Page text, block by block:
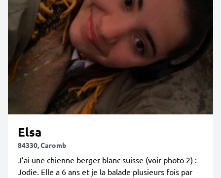
Elsa
84330, Caromb
J’ai une chienne berger blanc suisse (voir photo 2) :
Jodie. Elle a 6 ans et je la balade plusieurs fois par